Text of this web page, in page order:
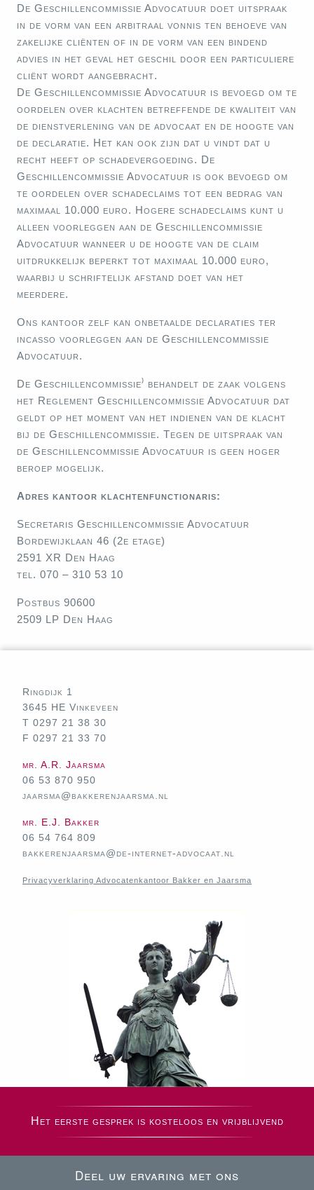
De Geschillencommissie Advocatuur doet uitspraak
in de vorm van een arbitraal vonnis ten behoeve van
zakelijke cliënten of in de vorm van een bindend
advies in het geval het geschil door een particuliere
cliënt wordt aangebracht.
De Geschillencommissie Advocatuur is bevoegd om te
oordelen over klachten betreffende de kwaliteit van
de dienstverlening van de advocaat en de hoogte van
de declaratie. Het kan ook zijn dat u vindt dat u
recht heeft op schadevergoeding. De
Geschillencommissie Advocatuur is ook bevoegd om
te oordelen over schadeclaims tot een bedrag van
maximaal 10.000 euro. Hogere schadeclaims kunt u
alleen voorleggen aan de Geschillencommissie
Advocatuur wanneer u de hoogte van de claim
uitdrukkelijk beperkt tot maximaal 10.000 euro,
waarbij u schriftelijk afstand doet van het
meerdere.
Ons kantoor zelf kan onbetaalde declaraties ter
incasso voorleggen aan de Geschillencommissie
Advocatuur.
De Geschillencommissie⁾ behandelt de zaak volgens
het Reglement Geschillencommissie Advocatuur dat
geldt op het moment van het indienen van de klacht
bij de Geschillencommissie. Tegen de uitspraak van
de Geschillencommissie Advocatuur is geen hoger
beroep mogelijk.
Adres kantoor klachtenfunctionaris:
Secretaris Geschillencommissie Advocatuur
Bordewijklaan 46 (2e etage)
2591 XR Den Haag
tel. 070 – 310 53 10
Postbus 90600
2509 LP Den Haag
Ringdijk 1
3645 HE Vinkeveen
T 0297 21 38 30
F 0297 21 33 70
mr. A.R. Jaarsma
06 53 870 950
jaarsma@bakkerenjaarsma.nl
mr. E.J. Bakker
06 54 764 809
bakkerenjaarsma@de-internet-advocaat.nl
Privacyverklaring Advocatenkantoor Bakker en Jaarsma
Het eerste gesprek is kosteloos en vrijblijvend
Deel uw ervaring met ons